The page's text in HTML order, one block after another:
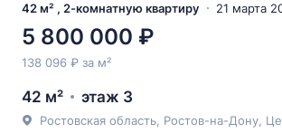
42 м² , 2-комнатную квартиру 21 марта
5 800 000 ₽
138 096 ₽ за м²
42 м² этаж 3
Ростовская область, Ростов-на-Дону,